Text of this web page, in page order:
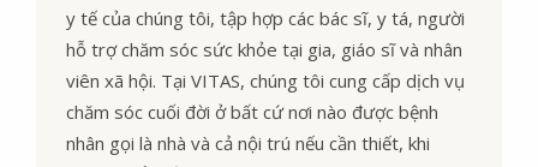
y tế của chúng tôi, tập hợp các bác sĩ, y tá, người
hỗ trợ chăm sóc sức khỏe tại gia, giáo sĩ và nhân
viên xã hội. Tại VITAS, chúng tôi cung cấp dịch vụ
chăm sóc cuối đời ở bất cứ nơi nào được bệnh
nhân gọi là nhà và cả nội trú nếu cần thiết, khi